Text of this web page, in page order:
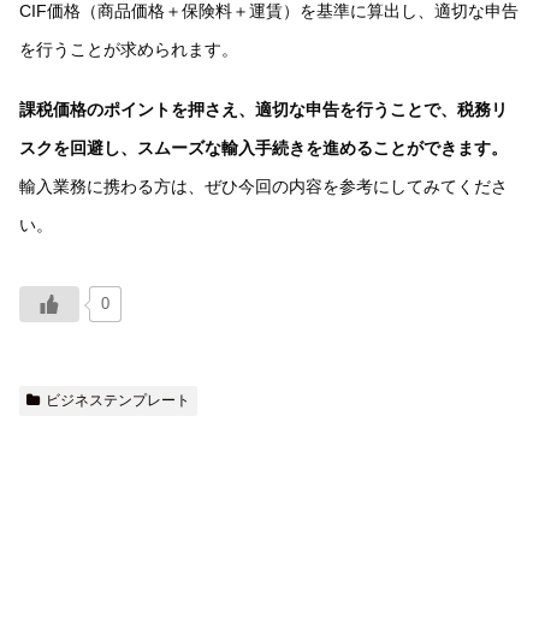
CIF価格（商品価格＋保険料＋運賃）を基準に算出し、適切な申告
を行うことが求められます。
課税価格のポイントを押さえ、適切な申告を行うことで、税務リ
スクを回避し、スムーズな輸入手続きを進めることができます。
輸入業務に携わる方は、ぜひ今回の内容を参考にしてみてくださ
い。
0
ビジネステンプレート